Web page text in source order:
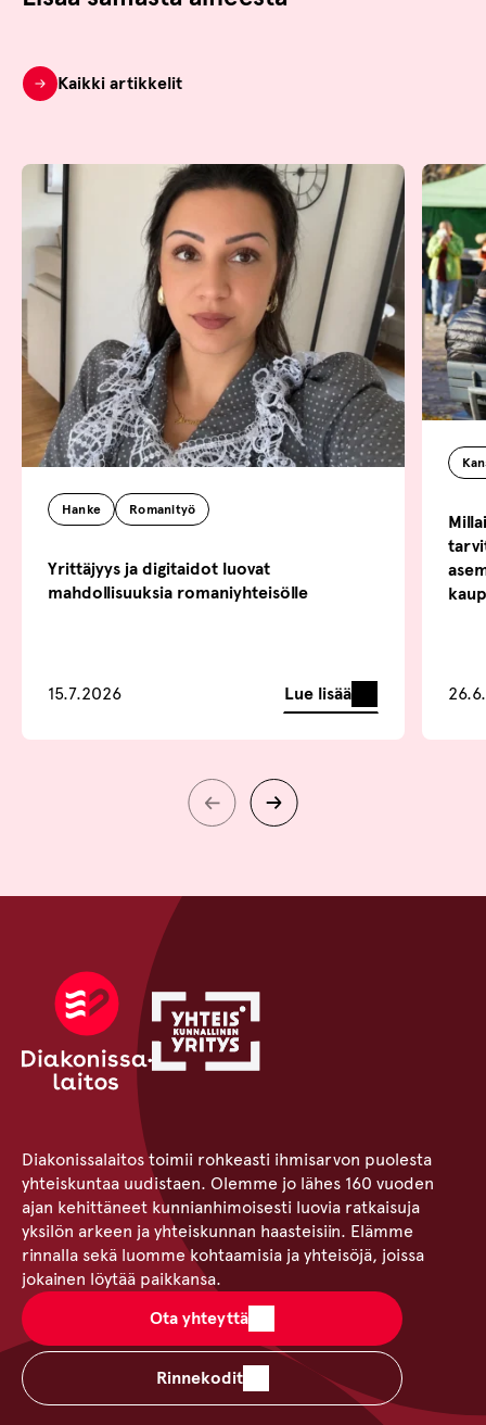
Kaikki artikkelit
Hanke Romanityö
Yrittäjyys ja digitaidot luovat
mahdollisuuksia romaniyhteisölle
15.7.2026 Lue lisää
Diakonissalaitos toimii rohkeasti ihmisarvon puolesta
yhteiskuntaa uudistaen. Olemme jo lähes 160 vuoden
ajan kehittäneet kunnianhimoisesti luovia ratkaisuja
yksilön arkeen ja yhteiskunnan haasteisiin. Elämme
rinnalla sekä luomme kohtaamisia ja yhteisöjä, joissa
jokainen löytää paikkansa.
Ota yhteyttä
Rinnekodit